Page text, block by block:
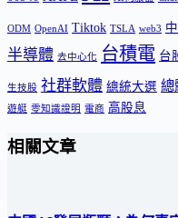
ODM OpenAI Tiktok TSLA web3
半導體 去中心化 台積電 台
生技股 社群軟體 總統大選 總
遊艇 零知識證明 電商 高股息
相關文章